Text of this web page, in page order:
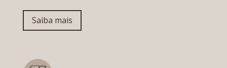
Saiba mais